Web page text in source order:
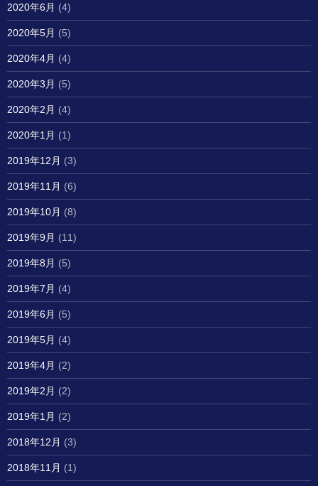
2020年6月 (4)
2020年5月 (5)
2020年4月 (4)
2020年3月 (5)
2020年2月 (4)
2020年1月 (1)
2019年12月 (3)
2019年11月 (6)
2019年10月 (8)
2019年9月 (11)
2019年8月 (5)
2019年7月 (4)
2019年6月 (5)
2019年5月 (4)
2019年4月 (2)
2019年2月 (2)
2019年1月 (2)
2018年12月 (3)
2018年11月 (1)